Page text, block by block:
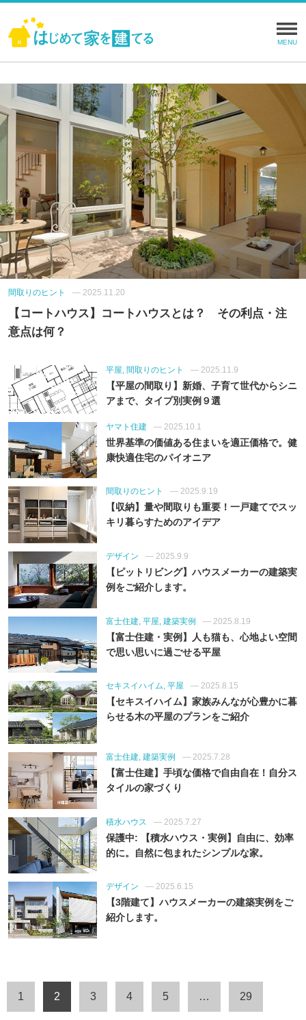
N
e
P
o
s
t
s
間取りのヒント — 2025.11.20
【コートハウス】コートハウスとは？ その利点・注
意点は何？
平屋, 間取りのヒント — 2025.11.9
【平屋の間取り】新婚、子育て世代からシニ
アまで、タイプ別実例９選
ヤマト住建 — 2025.10.1
世界基準の価値ある住まいを適正価格で。健
康快適住宅のパイオニア
間取りのヒント — 2025.9.19
【収納】量や間取りも重要！一戸建てでスッ
キリ暮らすためのアイデア
デザイン — 2025.9.9
【ピットリビング】ハウスメーカーの建築実
例をご紹介します。
富士住建, 平屋, 建築実例 — 2025.8.19
【富士住建・実例】人も猫も、心地よい空間
で思い思いに過ごせる平屋
セキスイハイム, 平屋 — 2025.8.15
【セキスイハイム】家族みんなが心豊かに暮
らせる木の平屋のプランをご紹介
富士住建, 建築実例 — 2025.7.28
【富士住建】手頃な価格で自由自在！自分ス
タイルの家づくり
積水ハウス — 2025.7.27
保護中: 【積水ハウス・実例】自由に、効率
的に。自然に包まれたシンプルな家。
デザイン — 2025.6.15
【3階建て】ハウスメーカーの建築実例をご
紹介します。
投
稿
1 2 3 4 5 … 29